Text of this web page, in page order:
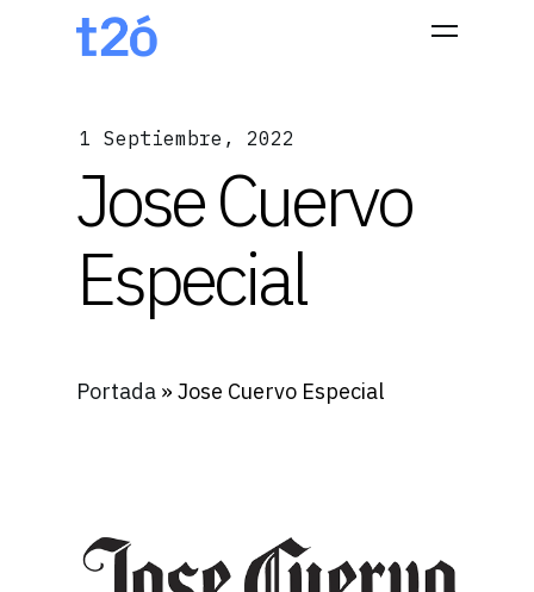
1 Septiembre, 2022
Jose Cuervo
Especial
Portada » Jose Cuervo Especial